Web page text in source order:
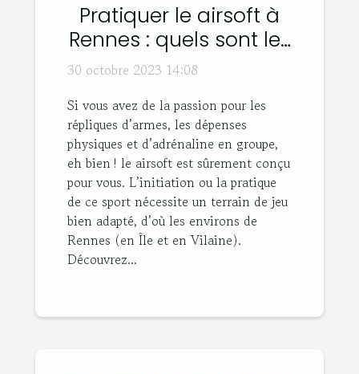
Pratiquer le airsoft à
Rennes : quels sont les
bons plans ?
30 octobre 2023 14:08
Si vous avez de la passion pour les
répliques d’armes, les dépenses
physiques et d’adrénaline en groupe,
eh bien ! le airsoft est sûrement conçu
pour vous. L’initiation ou la pratique
de ce sport nécessite un terrain de jeu
bien adapté, d’où les environs de
Rennes (en Île et en Vilaine).
Découvrez...